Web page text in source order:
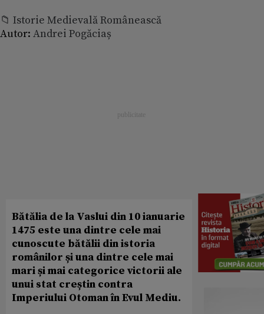
📁 Istorie Medievală Românească
Autor: Andrei Pogăciaș
Bătălia de la Vaslui din 10 ianuarie
1475 este una dintre cele mai
cunoscute bătălii din istoria
românilor și una dintre cele mai
mari și mai categorice victorii ale
unui stat creștin contra
Imperiului Otoman în Evul Mediu.